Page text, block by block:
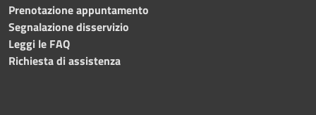
Prenotazione appuntamento
Segnalazione disservizio
Leggi le FAQ
Richiesta di assistenza